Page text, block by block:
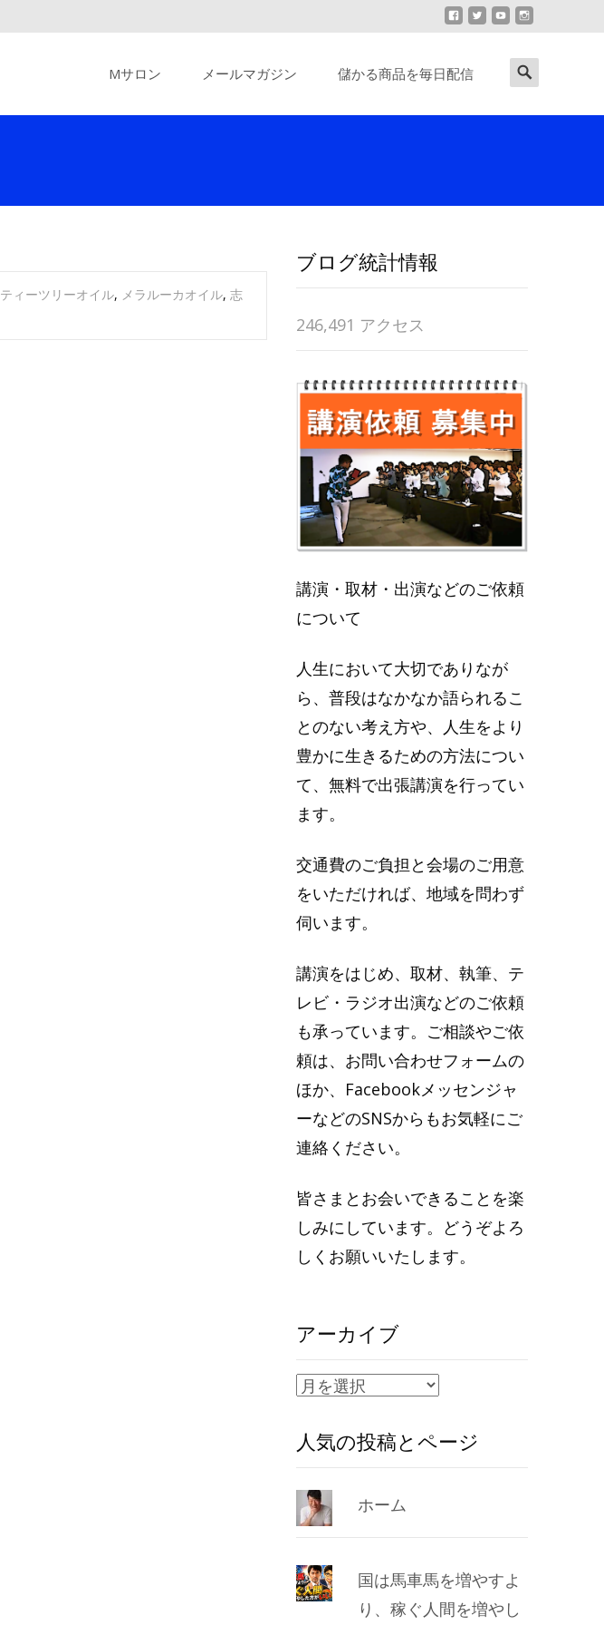
Mサロン メールマガジン 儲かる商品を毎日配信
Search
ティーツリーオイル, メラルーカオイル, 志
ブログ統計情報
246,491 アクセス
講演・取材・出演などのご依頼
について
人生において大切でありなが
ら、普段はなかなか語られるこ
とのない考え方や、人生をより
豊かに生きるための方法につい
て、無料で出張講演を行ってい
ます。
交通費のご負担と会場のご用意
をいただければ、地域を問わず
伺います。
講演をはじめ、取材、執筆、テ
レビ・ラジオ出演などのご依頼
も承っています。ご相談やご依
頼は、お問い合わせフォームの
ほか、Facebookメッセンジャ
ーなどのSNSからもお気軽にご
連絡ください。
皆さまとお会いできることを楽
しみにしています。どうぞよろ
しくお願いいたします。
アーカイブ
ア
カ
イ
ブ
人気の投稿とページ
ホーム
国は馬車馬を増やすよ
り、稼ぐ人間を増やし